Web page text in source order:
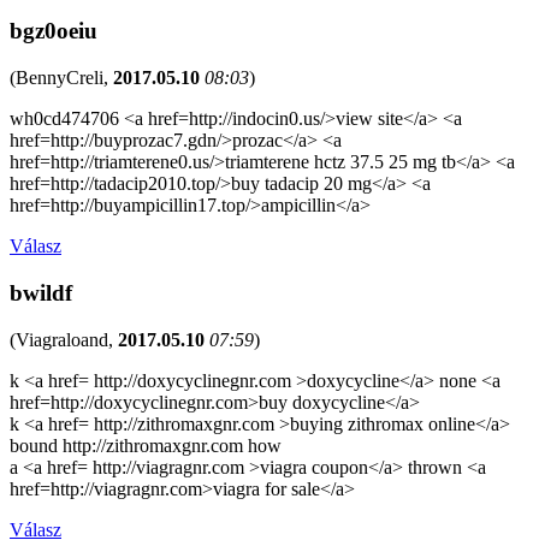
bgz0oeiu
(BennyCreli, 2017.05.10 08:03)
wh0cd474706 <a href=http://indocin0.us/>view site</a> <a
href=http://buyprozac7.gdn/>prozac</a> <a
href=http://triamterene0.us/>triamterene hctz 37.5 25 mg tb</a> <a
href=http://tadacip2010.top/>buy tadacip 20 mg</a> <a
href=http://buyampicillin17.top/>ampicillin</a>
Válasz
bwildf
(Viagraloand, 2017.05.10 07:59)
k <a href= http://doxycyclinegnr.com >doxycycline</a> none <a
href=http://doxycyclinegnr.com>buy doxycycline</a>
k <a href= http://zithromaxgnr.com >buying zithromax online</a>
bound http://zithromaxgnr.com how
a <a href= http://viagragnr.com >viagra coupon</a> thrown <a
href=http://viagragnr.com>viagra for sale</a>
Válasz